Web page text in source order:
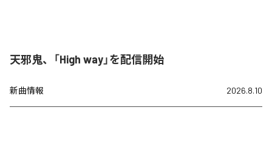
天邪鬼、「High way」を配信開始
新曲情報 2026.8.10